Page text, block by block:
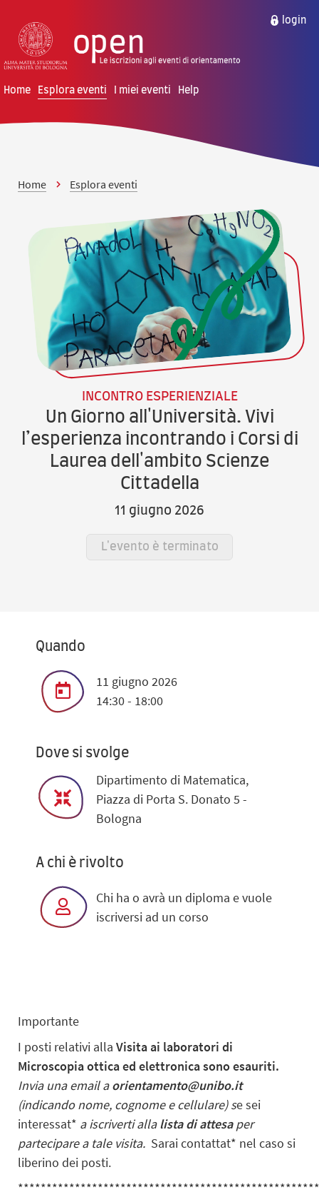
login
Home Esplora eventi I miei eventi Help
Home Esplora eventi
INCONTRO ESPERIENZIALE
Un Giorno all'Università. Vivi
l’esperienza incontrando i Corsi di
Laurea dell'ambito Scienze
Cittadella
11 giugno 2026
L'evento è terminato
Quando
11 giugno 2026
14:30 - 18:00
Dove si svolge
Dipartimento di Matematica,
Piazza di Porta S. Donato 5 -
Bologna
A chi è rivolto
Chi ha o avrà un diploma e vuole
iscriversi ad un corso
Importante
I posti relativi alla Visita ai laboratori di
Microscopia ottica ed elettronica sono esauriti.
Invia una email aorientamento@unibo.it
(indicando nome, cognome e cellulare) se sei
interessat* a iscriverti allalista di attesaper
partecipare a tale visita. Sarai contattat* nel caso si
liberino dei posti.